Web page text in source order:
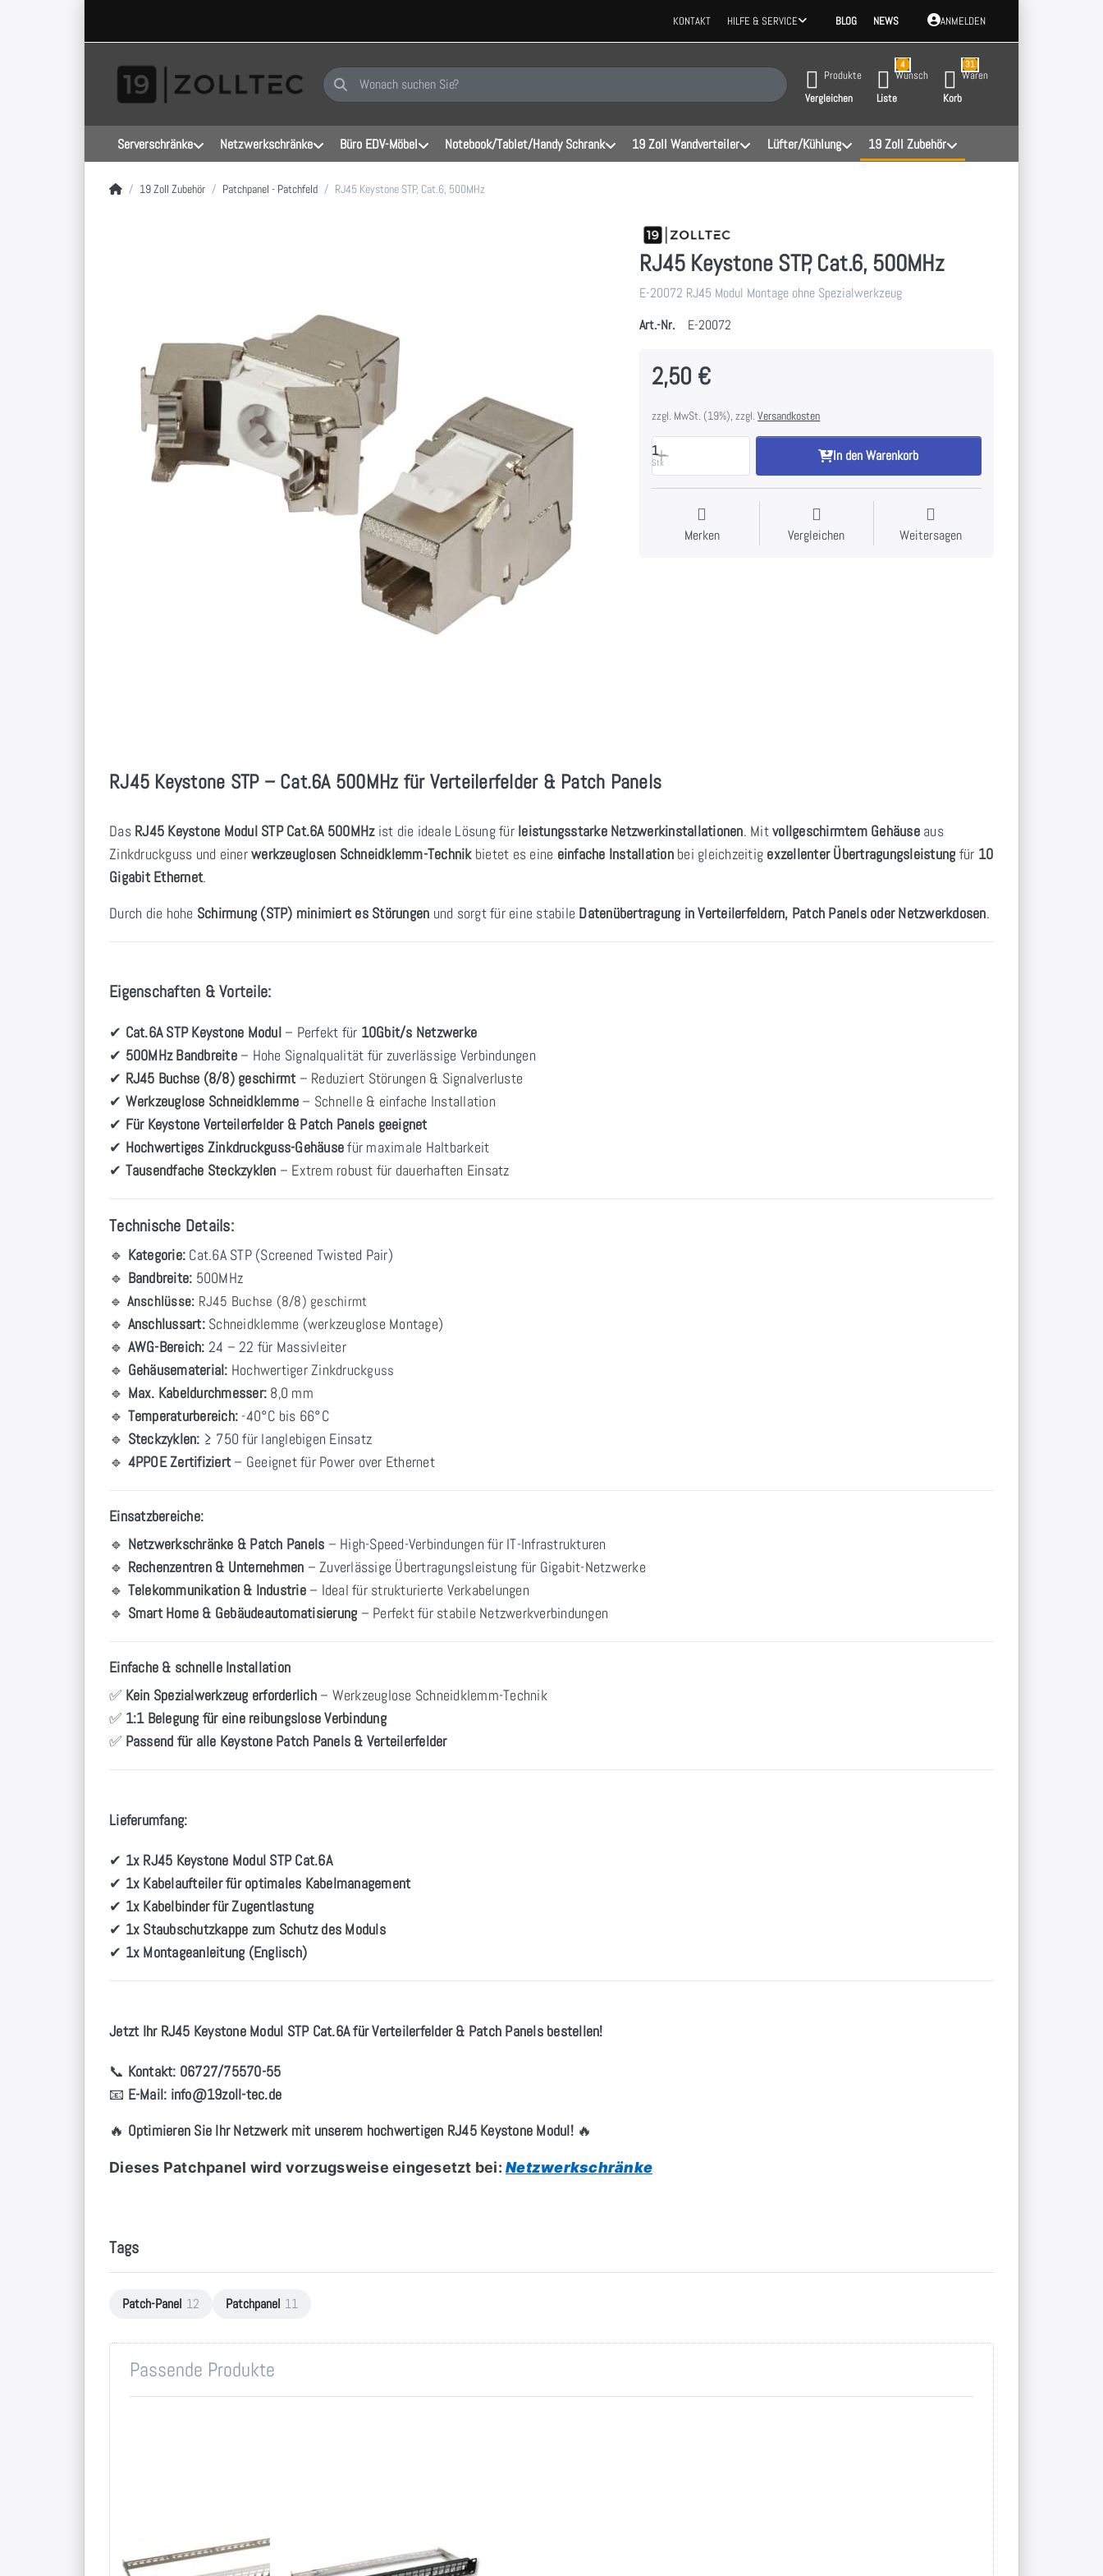
KONTAKT HILFE & SERVICE BLOG NEWS ANMELDEN
Geben Sie einen Suchbegriff ein. Während Sie tippen, erscheinen automatisch erste Ergebnisse. Drücken Sie die Eingabetaste, um alle Ergebnisse aufzurufen.
Produkte
Vergleichen
4
Wunsch
Liste
31
Waren
Korb
Serverschränke Netzwerkschränke Büro EDV-Möbel Notebook/Tablet/Handy Schrank 19 Zoll Wandverteiler Lüfter/Kühlung 19 Zoll Zubehör
Startseite
19 Zoll Zubehör Patchpanel - Patchfeld RJ45 Keystone STP, Cat.6, 500MHz
RJ45 Keystone STP, Cat.6, 500MHz
E-20072 RJ45 Modul Montage ohne Spezialwerkzeug
Art.-Nr.
E-20072
2,50 €
zzgl. MwSt. (19%), zzgl.Versandkosten
1
Stk In den Warenkorb
Merken Vergleichen Weitersagen
RJ45 Keystone STP – Cat.6A 500MHz für Verteilerfelder & Patch Panels
Das RJ45 Keystone Modul STP Cat.6A 500MHzist die ideale Lösung für leistungsstarke Netzwerkinstallationen. Mitvollgeschirmtem Gehäuseaus
Zinkdruckguss und einerwerkzeuglosen Schneidklemm-Technikbietet es eine einfache Installationbei gleichzeitig exzellenter Übertragungsleistung für 10
Gigabit Ethernet.
Durch die hohe Schirmung (STP) minimiert es Störungen und sorgt für eine stabile Datenübertragung in Verteilerfeldern, Patch Panels oder Netzwerkdosen.
Eigenschaften & Vorteile:
✔ Cat.6A STP Keystone Modul– Perfekt für 10Gbit/s Netzwerke
✔ 500MHz Bandbreite– Hohe Signalqualität für zuverlässige Verbindungen
✔ RJ45 Buchse (8/8) geschirmt – Reduziert Störungen & Signalverluste
✔ Werkzeuglose Schneidklemme – Schnelle & einfache Installation
✔ Für Keystone Verteilerfelder & Patch Panels geeignet
✔ Hochwertiges Zinkdruckguss-Gehäusefür maximale Haltbarkeit
✔ Tausendfache Steckzyklen – Extrem robust für dauerhaften Einsatz
Technische Details:
🔹 Kategorie: Cat.6A STP (Screened Twisted Pair)
🔹 Bandbreite: 500MHz
🔹 Anschlüsse: RJ45 Buchse (8/8) geschirmt
🔹 Anschlussart:Schneidklemme (werkzeuglose Montage)
🔹 AWG-Bereich: 24 – 22 für Massivleiter
🔹 Gehäusematerial: Hochwertiger Zinkdruckguss
🔹 Max. Kabeldurchmesser: 8,0 mm
🔹 Temperaturbereich: -40°C bis 66°C
🔹 Steckzyklen: ≥ 750 für langlebigen Einsatz
🔹 4PPOE Zertifiziert – Geeignet für Power over Ethernet
Einsatzbereiche:
🔹 Netzwerkschränke & Patch Panels – High-Speed-Verbindungen für IT-Infrastrukturen
🔹 Rechenzentren & Unternehmen – Zuverlässige Übertragungsleistung für Gigabit-Netzwerke
🔹 Telekommunikation & Industrie– Ideal für strukturierte Verkabelungen
🔹 Smart Home & Gebäudeautomatisierung – Perfekt für stabile Netzwerkverbindungen
Einfache & schnelle Installation
✅ Kein Spezialwerkzeug erforderlich– Werkzeuglose Schneidklemm-Technik
✅ 1:1 Belegung für eine reibungslose Verbindung
✅ Passend für alle Keystone Patch Panels & Verteilerfelder
Lieferumfang:
✔ 1x RJ45 Keystone Modul STP Cat.6A
✔ 1x Kabelaufteiler für optimales Kabelmanagement
✔ 1x Kabelbinder für Zugentlastung
✔ 1x Staubschutzkappe zum Schutz des Moduls
✔ 1x Montageanleitung (Englisch)
Jetzt Ihr RJ45 Keystone Modul STP Cat.6A für Verteilerfelder & Patch Panels bestellen!
📞 Kontakt: 06727/75570-55
📧 E-Mail: info@19zoll-tec.de
🔥 Optimieren Sie Ihr Netzwerk mit unserem hochwertigen RJ45 Keystone Modul!🔥
Dieses Patchpanel wird vorzugsweise eingesetzt bei: Netzwerkschränke
Tags
Patch-Panel 12 Patchpanel 11
Passende Produkte
19 Zoll